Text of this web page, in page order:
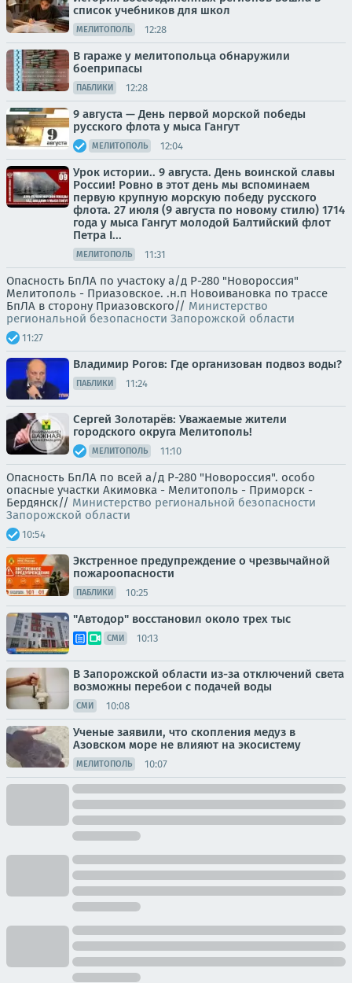
список учебников для школ
МЕЛИТОПОЛЬ 12:28
В гараже у мелитопольца обнаружили
боеприпасы
ПАБЛИКИ 12:28
9 августа — День первой морской победы
русского флота у мыса Гангут
МЕЛИТОПОЛЬ 12:04
Урок истории.. 9 августа. День воинской славы
России! Ровно в этот день мы вспоминаем
первую крупную морскую победу русского
флота. 27 июля (9 августа по новому стилю) 1714
года у мыса Гангут молодой Балтийский флот
Петра I...
МЕЛИТОПОЛЬ 11:31
Опасность БпЛА по участоку а/д Р-280 "Новороссия"
Мелитополь - Приазовское. .н.п Новоивановка по трассе
БпЛА в сторону Приазовского// Министерство
региональной безопасности Запорожской области
11:27
Владимир Рогов: Где организован подвоз воды?
ПАБЛИКИ 11:24
Сергей Золотарёв: Уважаемые жители
городского округа Мелитополь!
МЕЛИТОПОЛЬ 11:10
Опасность БпЛА по всей а/д Р-280 "Новороссия". особо
опасные участки Акимовка - Мелитополь - Приморск -
Бердянск// Министерство региональной безопасности
Запорожской области
10:54
Экстренное предупреждение о чрезвычайной
пожароопасности
ПАБЛИКИ 10:25
"Автодор" восстановил около трех тыс
СМИ 10:13
В Запорожской области из-за отключений света
возможны перебои с подачей воды
СМИ 10:08
Ученые заявили, что скопления медуз в
Азовском море не влияют на экосистему
МЕЛИТОПОЛЬ 10:07